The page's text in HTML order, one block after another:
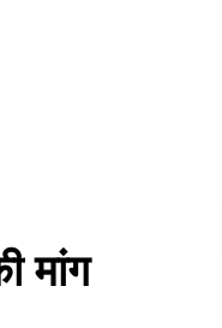
मांग